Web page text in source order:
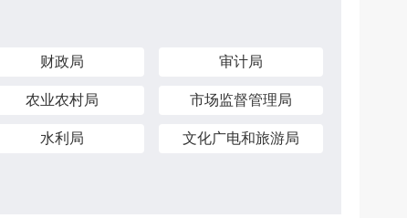
财政局 审计局
农业农村局 市场监督管理局
水利局 文化广电和旅游局